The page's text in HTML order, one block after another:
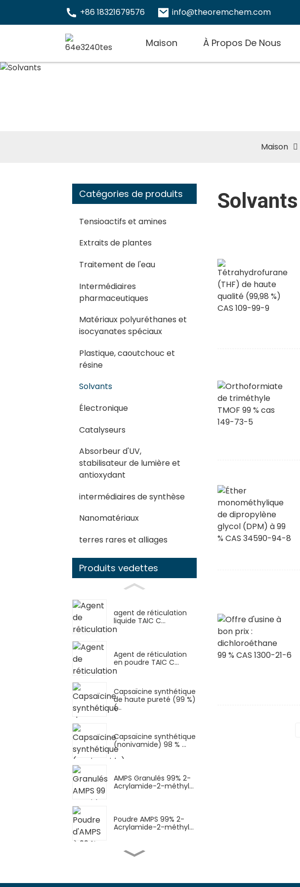
+86 18321679576 info@theoremchem.com
Maison À Propos De Nous
Maison
Catégories de produits
Tensioactifs et amines
Extraits de plantes
Traitement de l'eau
Intermédiaires
pharmaceutiques
Matériaux polyuréthanes et
isocyanates spéciaux
Plastique, caoutchouc et
résine
Solvants
Électronique
Catalyseurs
Absorbeur d'UV,
stabilisateur de lumière et
antioxydant
intermédiaires de synthèse
Nanomatériaux
terres rares et alliages
Produits vedettes
agent de réticulation
liquide TAIC C...
Agent de réticulation
en poudre TAIC C...
Capsaïcine synthétique
de haute pureté (99 %)
(...
Capsaïcine synthétique
(nonivamide) 98 % ...
AMPS Granulés 99% 2-
Acrylamide-2-méthyl...
Poudre AMPS 99% 2-
Acrylamide-2-méthyl...
Solvants